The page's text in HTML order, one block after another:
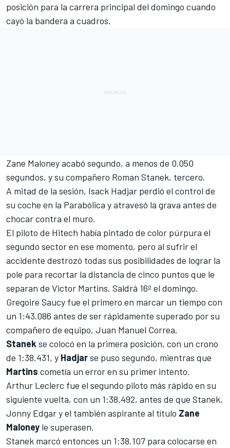
posición para la carrera principal del domingo cuando
cayó la bandera a cuadros.
Zane Maloneyacabó segundo, a menos de 0.050
segundos, y su compañero Roman Stanek, tercero.
A mitad de la sesión, Isack Hadjar perdió el control de
su coche en la Parabólica y atravesó la grava antes de
chocar contra el muro.
El piloto de Hitech había pintado de color púrpura el
segundo sector en ese momento, pero al sufrir el
accidente destrozó todas sus posibilidades de lograr la
pole para recortar la distancia de cinco puntos que le
separan de Victor Martins. Saldrá 16º el domingo.
Gregoire Saucy fue el primero en marcar un tiempo con
un 1:43.086 antes de ser rápidamente superado por su
compañero de equipo, Juan Manuel Correa.
Stanek se colocó en la primera posición, con un crono
de 1:38.431, y Hadjarse puso segundo, mientras que
Martins cometía un error en su primer intento.
Arthur Leclerc fue el segundo piloto más rápido en su
siguiente vuelta, con un 1:38.492, antes de que Stanek,
Jonny Edgary el también aspirante al título Zane
Maloney le superasen.
Stanek marcó entonces un 1:38.107 para colocarse en